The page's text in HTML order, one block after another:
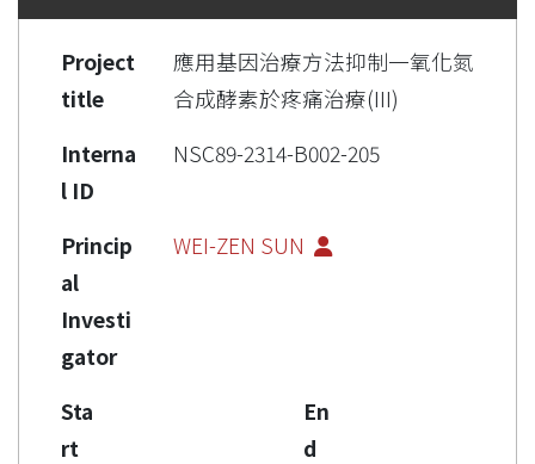
Project
title
應用基因治療方法抑制一氧化氮
合成酵素於疼痛治療(III)
Interna
l ID
NSC89-2314-B002-205
Princip
al
Investi
gator
WEI-ZEN SUN
Sta
rt
En
d